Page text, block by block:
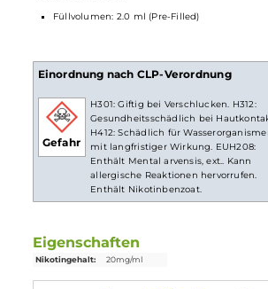
1x 187 StrassenbandeEinweg E-Zigarette
Abmessungen
Länge: 104.0 mm
Gewicht: 29.0 g
Füllvolumen: 2.0 ml (Pre-Filled)